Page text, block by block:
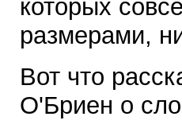
которых
размерами,
Вот что
О'Бриен о